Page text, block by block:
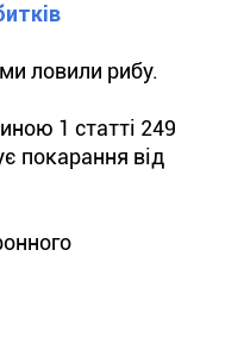
ловили рибу.
1 статті 249
покарання від